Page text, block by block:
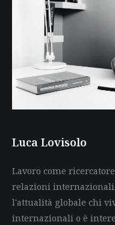
Luca Lovisolo
Lavoro come
relazioni
l'attualità globale chi
internazionali o è